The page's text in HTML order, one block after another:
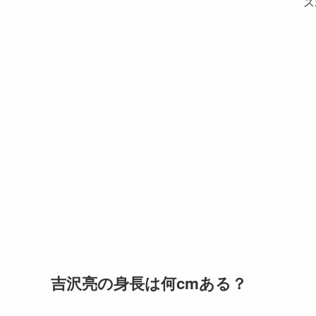
吉沢亮の身長は何cmある？